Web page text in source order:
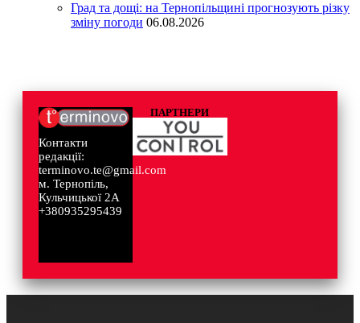
Град та дощі: на Тернопільщині прогнозують різку
зміну погоди 06.08.2026
Контакти
редакції:
terminovo.te@gmail.com
м. Тернопіль,
Кульчицької 2А
+380935295439
ПАРТНЕРИ